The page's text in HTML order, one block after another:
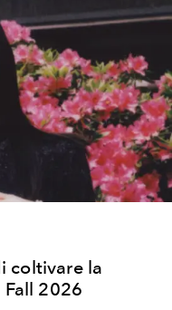
coltivare la
Fall 2026